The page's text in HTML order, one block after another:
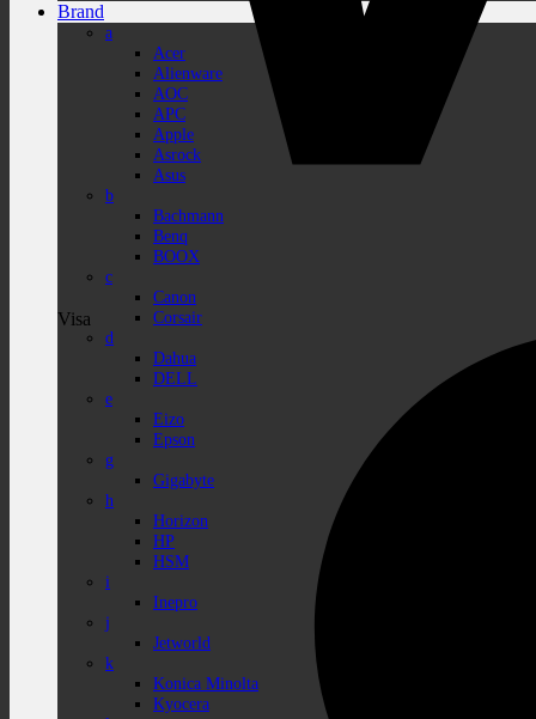
Visa
Brand
a
Acer
Alienware
AOC
APC
Apple
Asrock
Asus
b
Bachmann
Benq
BOOX
c
Canon
Corsair
d
Dahua
DELL
e
Eizo
Epson
g
Gigabyte
h
Horizon
HP
HSM
i
Inepro
j
Jetworld
k
Konica Minolta
Kyocera